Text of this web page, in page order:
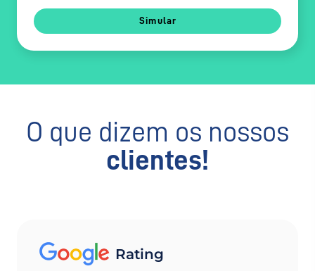
Simular
O que dizem os nossos
clientes!
Rating